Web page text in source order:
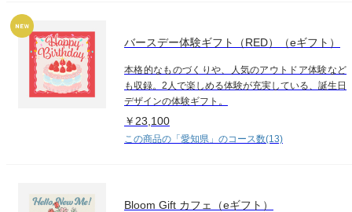
バースデー体験ギフト（RED）（eギフト）
本格的なものづくりや、人気のアウトドア体験など
も収録。2人で楽しめる体験が充実している、誕生日
デザインの体験ギフト。
￥23,100
この商品の「愛知県」のコース数(13)
Bloom Gift カフェ（eギフト）